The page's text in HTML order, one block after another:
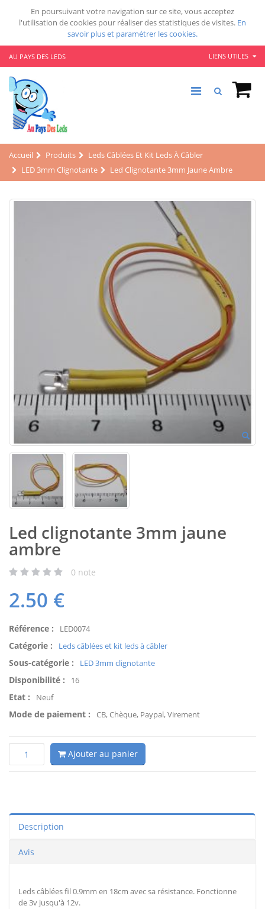
En poursuivant votre navigation sur ce site, vous acceptez
l'utilisation de cookies pour réaliser des statistiques de visites. En
savoir plus et paramétrer les cookies.
AU PAYS DES LEDS LIENS UTILES
Accueil Produits
Leds Câblées Et Kit Leds À Câbler
LED 3mm Clignotante
Led Clignotante 3mm Jaune Ambre
Led clignotante 3mm jaune
ambre
0 note
2.50 €
Référence : LED0074
Catégorie : Leds câblées et kit leds à câbler
Sous-catégorie : LED 3mm clignotante
Disponibilité : 16
Etat : Neuf
Mode de paiement : CB, Chèque, Paypal, Virement
Ajouter au panier
Description
Avis
Leds câblées fil 0.9mm en 18cm avec sa résistance. Fonctionne
de 3v jusqu'à 12v.